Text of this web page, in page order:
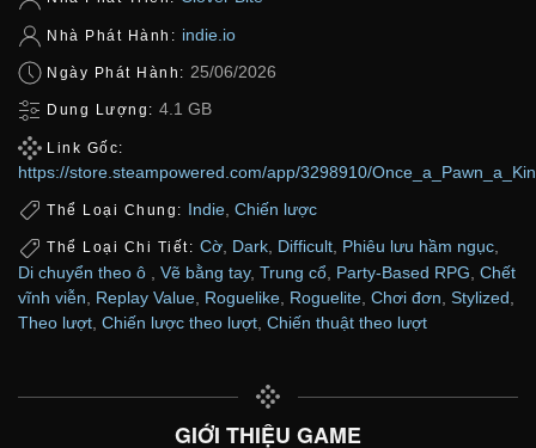
Nhà Phát Hành: indie.io
Ngày Phát Hành: 25/06/2026
Dung Lượng: 4.1 GB
Link Gốc:
https://store.steampowered.com/app/3298910/
Thể Loại Chung: Indie Chiến lược
Thể Loại Chi Tiết: Cờ, Dark, Difficult, Phiêu lưu hầm ngục,
Di chuyển theo ô
Vẽ bằng tay, Trung cổ Party-Based RPG Chết
vĩnh viễn
Replay Value Roguelike Roguelite Chơi đơn Stylized
Theo lượt Chiến lược theo lượt Chiến thuật theo lượt
GIỚI THIỆU GAME